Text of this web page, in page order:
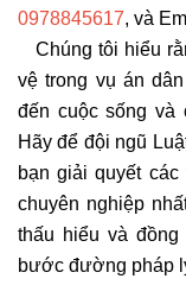
0978845617, và
Chúng tôi hiểu
vệ trong vụ án
đến cuộc sống và
Hãy để đội ngũ
bạn giải quyết
chuyên nghiệp
thấu hiểu và đồng
bước đường pháp